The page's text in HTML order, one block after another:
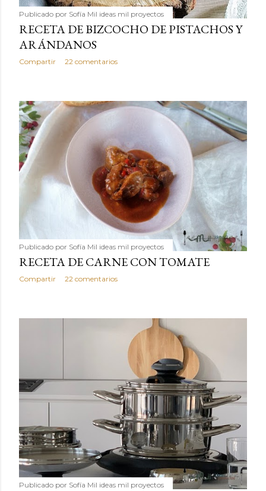
Publicado por Sofía Mil ideas mil proyectos
RECETA DE BIZCOCHO DE PISTACHOS Y
ARÁNDANOS
Compartir 22 comentarios
Publicado por Sofía Mil ideas mil proyectos
RECETA DE CARNE CON TOMATE
Compartir 22 comentarios
Publicado por Sofía Mil ideas mil proyectos